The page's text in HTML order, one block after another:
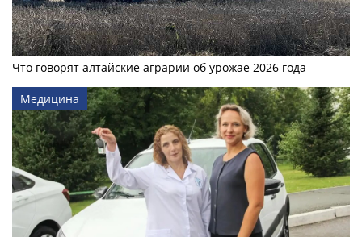
Что говорят алтайские аграрии об урожае 2026 года
Медицина